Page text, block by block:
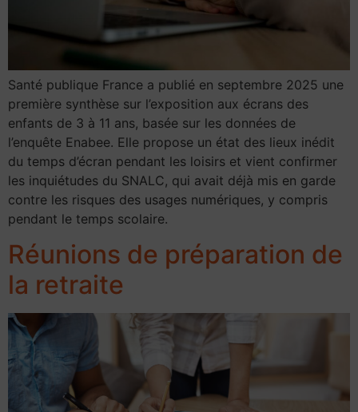
Santé publique France a publié en septembre 2025 une
première synthèse sur l’exposition aux écrans des
enfants de 3 à 11 ans, basée sur les données de
l’enquête Enabee. Elle propose un état des lieux inédit
du temps d’écran pendant les loisirs et vient confirmer
les inquiétudes du SNALC, qui avait déjà mis en garde
contre les risques des usages numériques, y compris
pendant le temps scolaire.
Réunions de préparation de
la retraite